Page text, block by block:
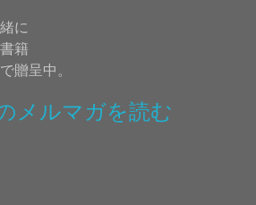
に
籍
贈呈中。
メルマガを読む